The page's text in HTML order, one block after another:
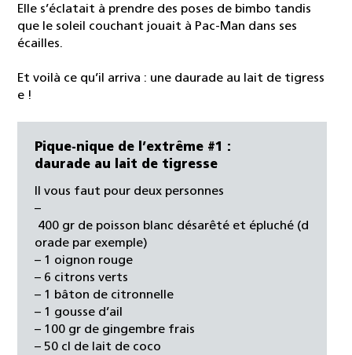
Elle s’éclatait à prendre des poses de bimbo tandis
que le soleil couchant jouait à Pac-Man dans ses
écailles.
Et voilà ce qu’il arriva : une daurade au lait de tigress
e !
Pique-nique de l’extrême #1 :
daurade au lait de tigresse
Il vous faut pour deux personnes
–
400 gr de poisson blanc désarêté et épluché (d
orade par exemple)
– 1 oignon rouge
– 6 citrons verts
– 1 bâton de citronnelle
– 1 gousse d’ail
– 100 gr de gingembre frais
– 50 cl de lait de coco